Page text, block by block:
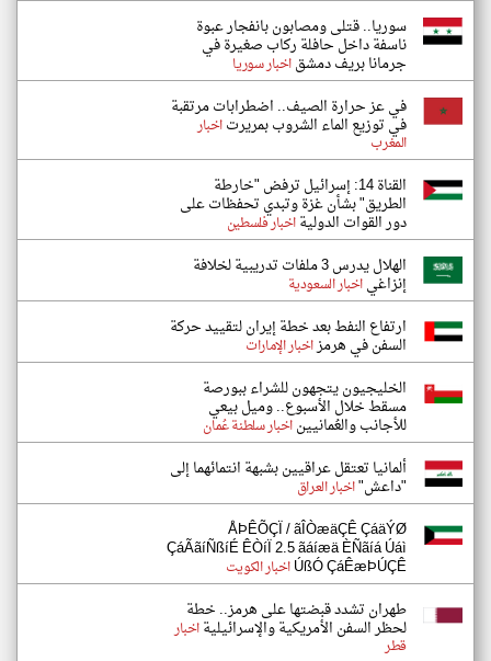
سوريا.. قتلى ومصابون بانفجار عبوة
ناسفة داخل حافلة ركاب صغيرة في
جرمانا بريف دمشقاخبار سوريا
في عز حرارة الصيف.. اضطرابات مرتقبة
في توزيع الماء الشروب بمريرتاخبار
المغرب
القناة 14: إسرائيل ترفض "خارطة
الطريق" بشأن غزة وتبدي تحفظات على
دور القوات الدوليةاخبار فلسطين
الهلال يدرس 3 ملفات تدريبية لخلافة
إنزاغياخبار السعودية
ارتفاع النفط بعد خطة إيران لتقييد حركة
السفن في هرمزاخبار الإمارات
الخليجيون يتجهون للشراء ببورصة
مسقط خلال الأسبوع.. وميل بيعي
للأجانب والعُمانييناخبار سلطنة عُمان
ألمانيا تعتقل عراقيين بشبهة انتمائهما إلى
"داعش"اخبار العراق
ÅÞÊÕÇÏ / ãÎÒæäÇÊ ÇáäÝØ
ÇáÃãíÑßíÉ ÊÒíÏ 2.5 ãáíæä ÈÑãíá Úáì
ÚßÓ ÇáÊæÞÚÇÊاخبار الكويت
طهران تشدد قبضتها على هرمز.. خطة
لحظر السفن الأمريكية والإسرائيليةاخبار
قطر